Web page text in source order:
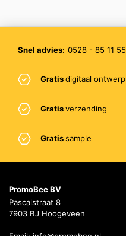
Snel advies: 0528 - 85 11 55
Gratisdigitaal ontwerp
Gratisverzending
Gratissample
PromoBee BV
Pascalstraat 8
7903 BJ Hoogeveen